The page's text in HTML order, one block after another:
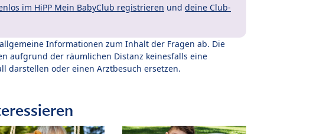
im HiPP Mein BabyClub registrieren und deine Club-
Informationen zum Inhalt der Fragen ab. Die
aufgrund der räumlichen Distanz keinesfalls eine
darstellen oder einen Arztbesuch ersetzen.